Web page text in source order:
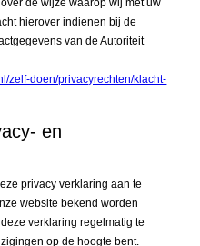
de wijze waarop wij met uw
hierover indienen bij de
van de Autoriteit
zelf-doen/privacyrechten/klacht-
en
privacy verklaring aan te
website bekend worden
verklaring regelmatig te
op de hoogte bent.